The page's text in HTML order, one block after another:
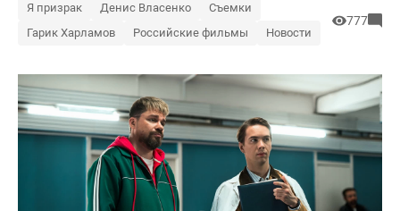
Я призрак Денис Власенко
Съемки
Гарик Харламов
Российские фильмы Новости
777